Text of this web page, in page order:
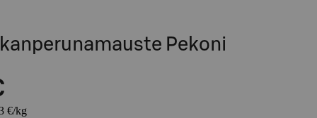
Pekoni
€/kg